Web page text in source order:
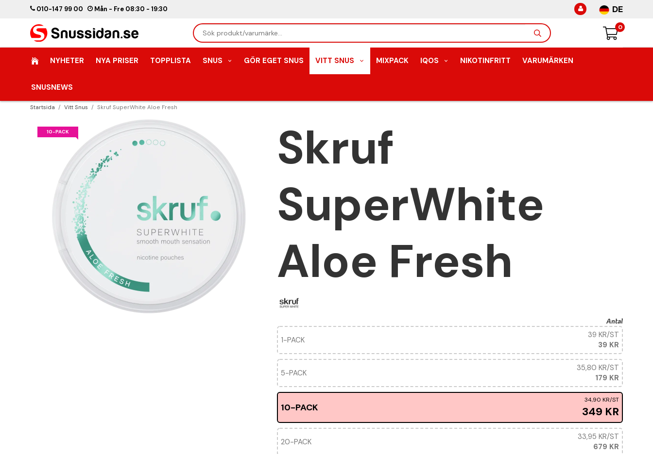
010-147 99 00 Mån - Fre 08:30 - 19:30 DE
0
NYHETER NYA PRISER TOPPLISTA SNUS GÖR EGET SNUS VITT SNUS MIXPACK IQOS NIKOTINFRITT VARUMÄRKEN
SNUSNEWS
Startsida / Vitt Snus / Skruf SuperWhite Aloe Fresh
10-PACK
Skruf
SuperWhite
Aloe Fresh
Antal
1-PACK
39 KR
39 KR/ST
5-PACK
179 KR
35,80 KR/ST
10-PACK 349 KR
34,90 KR/ST
20-PACK
679 KR
33,95 KR/ST